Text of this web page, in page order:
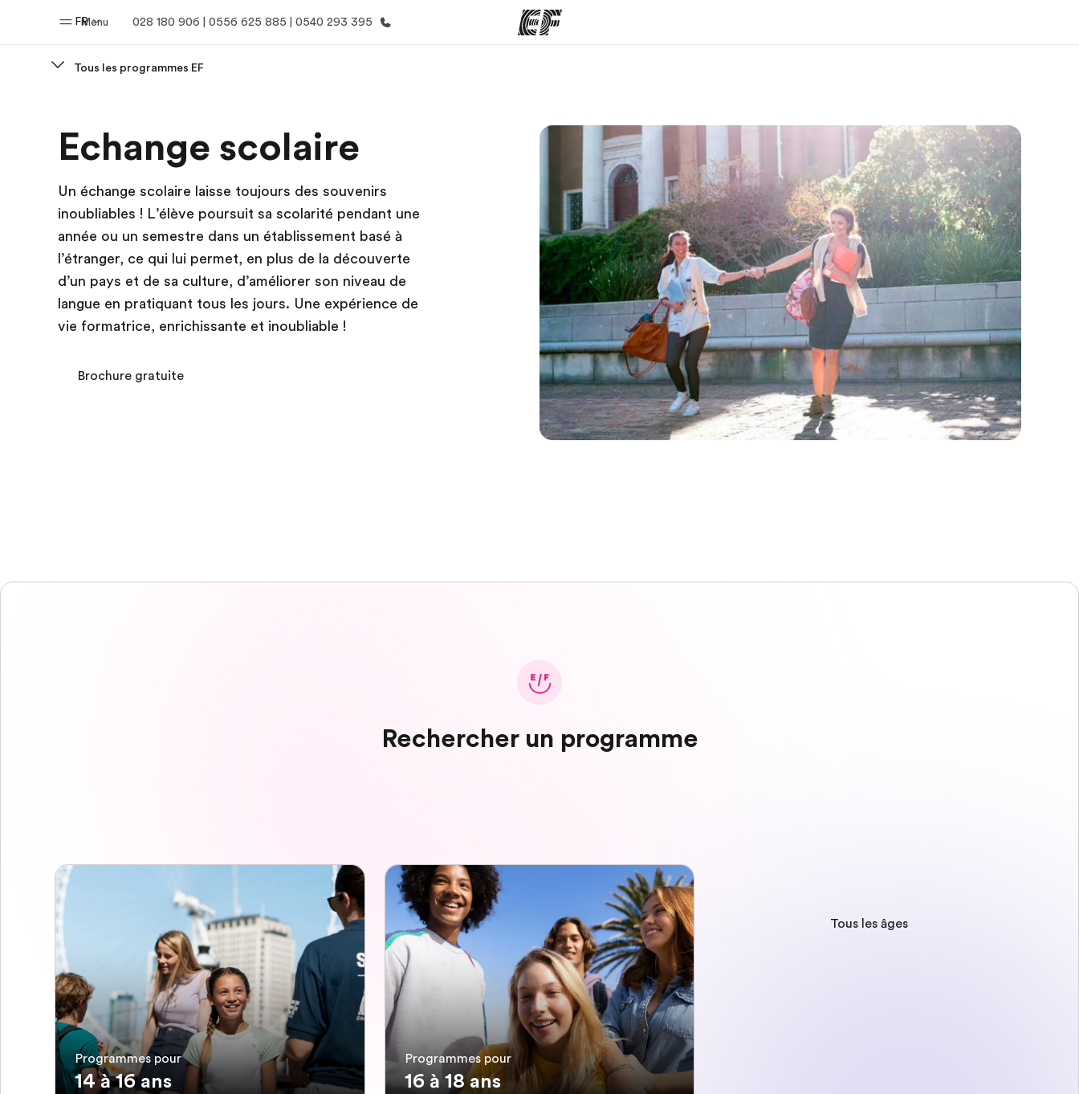
Menu
FR 028 180 906 | 0556 625 885 | 0540 293 395
Bienvenue chez EF Nos offres Qui sommes-nous ? Rejoignez nos équipes
Tous les programmes EF
Echange scolaire
Un échange scolaire laisse toujours des souvenirs
inoubliables ! L’élève poursuit sa scolarité pendant une
année ou un semestre dans un établissement basé à
l’étranger, ce qui lui permet, en plus de la découverte
d’un pays et de sa culture, d’améliorer son niveau de
langue en pratiquant tous les jours. Une expérience de
vie formatrice, enrichissante et inoubliable !
Brochure gratuite
Rechercher un programme
Programmes pour
14 à 16 ans
Programmes pour
16 à 18 ans
Tous les âges